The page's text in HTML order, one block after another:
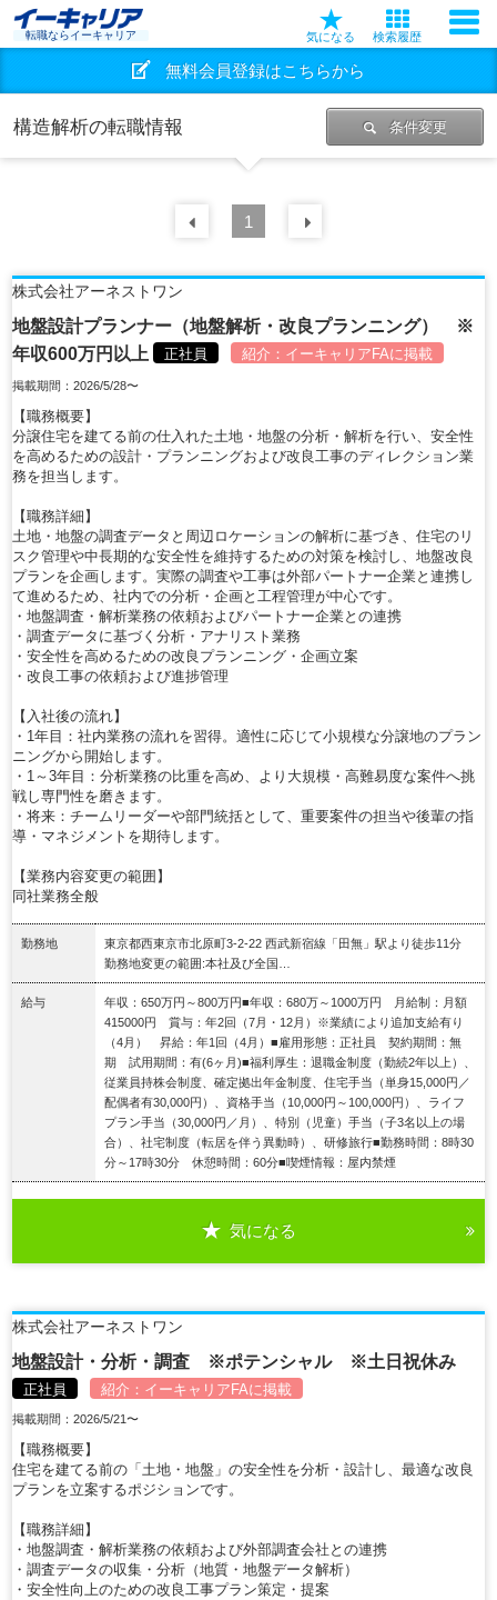
転職ならイーキャリア 気になる 検索履歴
無料会員登録はこちらから
構造解析の転職情報 条件変更
前の 件
1
株式会社アーネストワン
地盤設計プランナー（地盤解析・改良プランニング） ※
年収600万円以上
正社員 紹介： イーキャリアFAに掲載
掲載期間：2026/5/28〜
【職務概要】
分譲住宅を建てる前の仕入れた土地・地盤の分析・解析を行い、安全性
を高めるための設計・プランニングおよび改良工事のディレクション業
務を担当します。
【職務詳細】
土地・地盤の調査データと周辺ロケーションの解析に基づき、住宅のリ
スク管理や中長期的な安全性を維持するための対策を検討し、地盤改良
プランを企画します。実際の調査や工事は外部パートナー企業と連携し
て進めるため、社内での分析・企画と工程管理が中心です。
・地盤調査・解析業務の依頼およびパートナー企業との連携
・調査データに基づく分析・アナリスト業務
・安全性を高めるための改良プランニング・企画立案
・改良工事の依頼および進捗管理
【入社後の流れ】
・1年目：社内業務の流れを習得。適性に応じて小規模な分譲地のプラン
ニングから開始します。
・1～3年目：分析業務の比重を高め、より大規模・高難易度な案件へ挑
戦し専門性を磨きます。
・将来：チームリーダーや部門統括として、重要案件の担当や後輩の指
導・マネジメントを期待します。
【業務内容変更の範囲】
同社業務全般
勤務地
東京都西東京市北原町3-2-22 西武新宿線「田無」駅より徒歩11分
勤務地変更の範囲:本社及び全国…
給与
年収：650万円～800万円■年収：680万～1000万円 月給制：月額
415000円 賞与：年2回（7月・12月）※業績により追加支給有り
（4月） 昇給：年1回（4月）■雇用形態：正社員 契約期間：無
期 試用期間：有(6ヶ月)■福利厚生：退職金制度（勤続2年以上）、
従業員持株会制度、確定拠出年金制度、住宅手当（単身15,000円／
配偶者有30,000円）、資格手当（10,000円～100,000円）、ライフ
プラン手当（30,000円／月）、特別（児童）手当（子3名以上の場
合）、社宅制度（転居を伴う異動時）、研修旅行■勤務時間：8時30
分～17時30分 休憩時間：60分■喫煙情報：屋内禁煙
気になる
株式会社アーネストワン
地盤設計・分析・調査 ※ポテンシャル ※土日祝休み
正社員 紹介： イーキャリアFAに掲載
掲載期間：2026/5/21〜
【職務概要】
住宅を建てる前の「土地・地盤」の安全性を分析・設計し、最適な改良
プランを立案するポジションです。
【職務詳細】
・地盤調査・解析業務の依頼および外部調査会社との連携
・調査データの収集・分析（地質・地盤データ解析）
・安全性向上のための改良工事プラン策定・提案